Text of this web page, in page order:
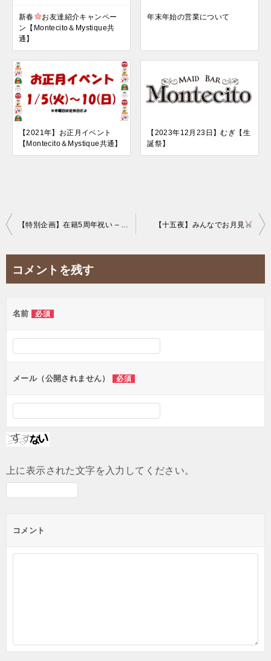
新春
お友達紹介キャンペー
ン【Montecito＆Mystique共
通】
年末年始の営業について
【2021年】お正月イベント
【Montecito＆Mystique共通】
【2023年12月23日】むぎ【生
誕祭】
投
ビ
ー
シ
ョ
ン
【十五夜】みんなでお月見
コメントを残す
名前 必須
メール（公開されません） 必須
上に表示された文字を入力してください。
コメント